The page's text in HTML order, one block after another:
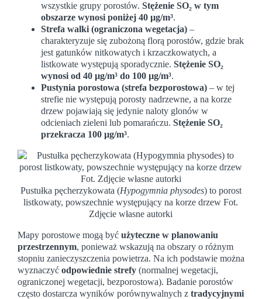
wszystkie grupy porostów. Stężenie SO₂ w tym
obszarze wynosi poniżej 40 µg/m³.
Strefa walki (ograniczona wegetacja)–
charakteryzuje się zubożoną florą porostów, gdzie brak
jest gatunków nitkowatych i krzaczkowatych, a
listkowate występują sporadycznie. Stężenie SO₂
wynosi od 40 µg/m³ do 100 µg/m³.
Pustynia porostowa (strefa bezporostowa)– w tej
strefie nie występują porosty nadrzewne, a na korze
drzew pojawiają się jedynie naloty glonów w
odcieniach zieleni lub pomarańczu. Stężenie SO₂
przekracza 100 µg/m³.
Pustułka pęcherzykowata (Hypogymnia physodes) to porost
listkowaty, powszechnie występujący na korze drzew Fot.
Zdjęcie własne autorki
Mapy porostowe mogą być użyteczne w planowaniu
przestrzennym, ponieważ wskazują na obszary o różnym
stopniu zanieczyszczenia powietrza. Na ich podstawie można
wyznaczyć odpowiednie strefy(normalnej wegetacji,
ograniczonej wegetacji, bezporostowa). Badanie porostów
często dostarcza wyników porównywalnych z tradycyjnymi